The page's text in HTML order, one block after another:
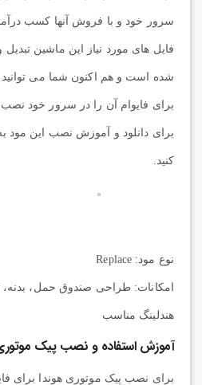
سرور خود و با فروش آنها کسب درآمد
فایل های مورد نیاز این ماشین تبدیل
شده است و هم اکنون شما می توانید
برای فایوام آن را در سرور خود نصب
برای دانلود و آموزش نصب این مود
کنید.
نوع مود: Replace
امکانات: طراحی صندوق حمل،
هندلینگ مناسب
آموزش استفاده و نصب پیک موتوری
برای نصب پیک موتوری هوندا برای